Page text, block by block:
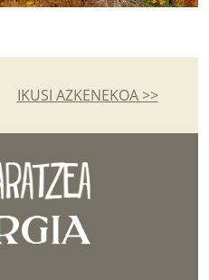
IKUSI AZKENEKOA >>